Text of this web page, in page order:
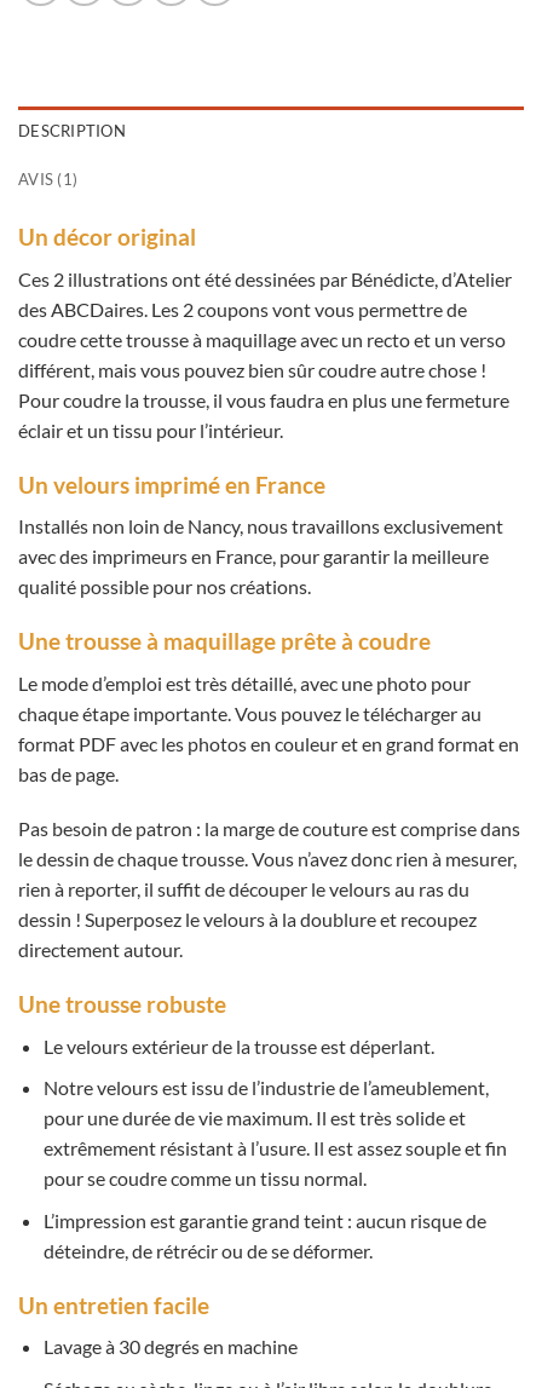
DESCRIPTION
AVIS (1)
Un décor original
Ces 2 illustrations ont été dessinées par Bénédicte, d’Atelier
des ABCDaires. Les 2 coupons vont vous permettre de
coudre cette trousse à maquillage avec un recto et un verso
différent, mais vous pouvez bien sûr coudre autre chose !
Pour coudre la trousse, il vous faudra en plus une fermeture
éclair et un tissu pour l’intérieur.
Un velours imprimé en France
Installés non loin de Nancy, nous travaillons exclusivement
avec des imprimeurs en France, pour garantir la meilleure
qualité possible pour nos créations.
Une trousse à maquillage prête à coudre
Le mode d’emploi est très détaillé, avec une photo pour
chaque étape importante. Vous pouvez le télécharger au
format PDF avec les photos en couleur et en grand format en
bas de page.
Pas besoin de patron : la marge de couture est comprise dans
le dessin de chaque trousse. Vous n’avez donc rien à mesurer,
rien à reporter, il suffit de découper le velours au ras du
dessin ! Superposez le velours à la doublure et recoupez
directement autour.
Une trousse robuste
Le velours extérieur de la trousse est déperlant.
Notre velours est issu de l’industrie de l’ameublement,
pour une durée de vie maximum. Il est très solide et
extrêmement résistant à l’usure. Il est assez souple et fin
pour se coudre comme un tissu normal.
L’impression est garantie grand teint : aucun risque de
déteindre, de rétrécir ou de se déformer.
Un entretien facile
Lavage à 30 degrés en machine